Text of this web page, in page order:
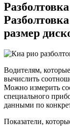
размер
Водителям,
вычислить
Можно измерить
специального
данными по
Показатели,